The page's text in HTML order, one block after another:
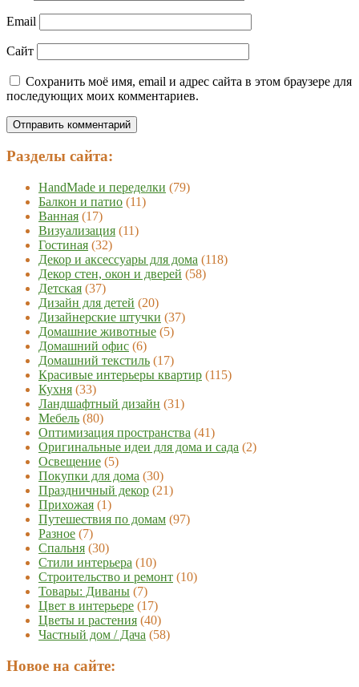
Email
Сайт
Сохранить моё имя, email и адрес сайта в этом браузере для
последующих моих комментариев.
Разделы сайта:
HandMade и переделки (79)
Балкон и патио (11)
Ванная (17)
Визуализация (11)
Гостиная (32)
Декор и аксессуары для дома (118)
Декор стен, окон и дверей (58)
Детская (37)
Дизайн для детей (20)
Дизайнерские штучки (37)
Домашние животные (5)
Домашний офис (6)
Домашний текстиль (17)
Красивые интерьеры квартир (115)
Кухня (33)
Ландшафтный дизайн (31)
Мебель (80)
Оптимизация пространства (41)
Оригинальные идеи для дома и сада (2)
Освещение (5)
Покупки для дома (30)
Праздничный декор (21)
Прихожая (1)
Путешествия по домам (97)
Разное (7)
Спальня (30)
Стили интерьера (10)
Строительство и ремонт (10)
Товары: Диваны (7)
Цвет в интерьере (17)
Цветы и растения (40)
Частный дом / Дача (58)
Новое на сайте: